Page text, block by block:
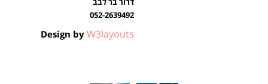
052-2639492
Design by W3layouts